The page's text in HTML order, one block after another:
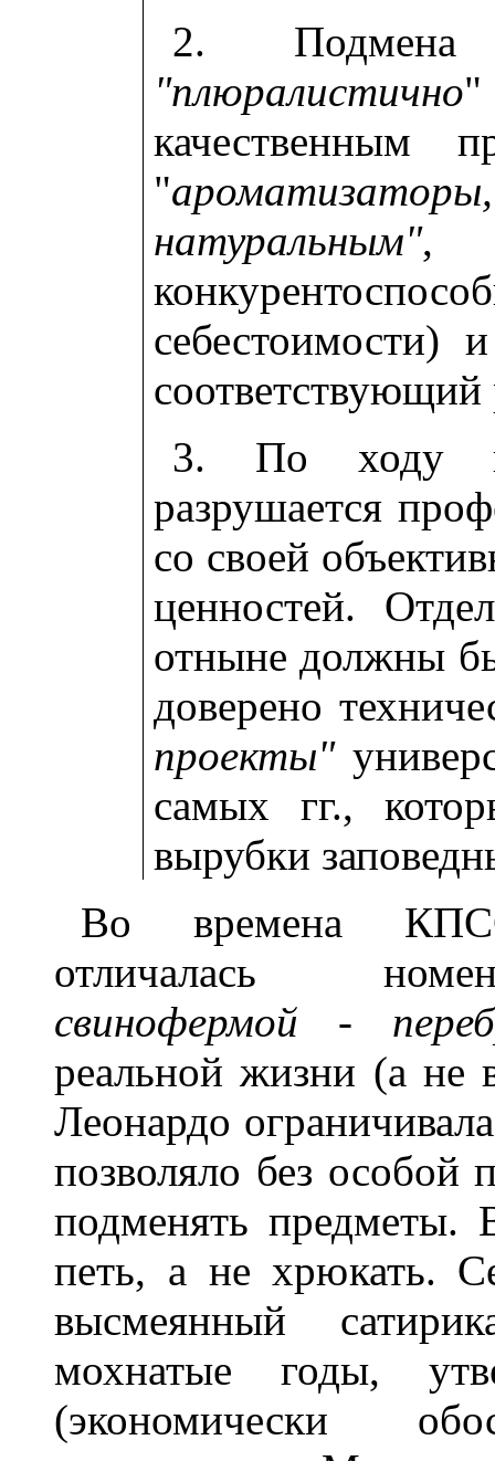
2. Подмена
"плюралистично"
качественным
"
натуральным",
себестоимости)
3. По ходу
разрушается
со своей
ценностей.
отныне должны
доверено
проекты"
самых гг.,
вырубки
Во времена
отличалась
свинофермой -
реальной жизни (а не
Леонардо
позволяло без особой
подменять предметы.
петь, а не хрюкать.
высмеянный
мохнатые годы,
(экономически